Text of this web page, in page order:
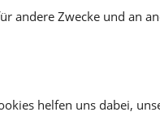
andere Zwecke und an
helfen uns dabei,